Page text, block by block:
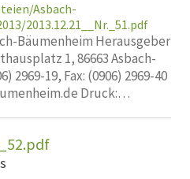
Asbach-
2013.12.21__Nr._51.pdf
Bäumenheim Herausgeber
1, 86663 Asbach-
2969-19, Fax: (0906) 2969-40
Druck:…